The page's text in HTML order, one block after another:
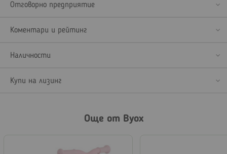
Отговорно предприятие
Коментари и рейтинг
Наличности
Купи на лизинг
Още от Byox